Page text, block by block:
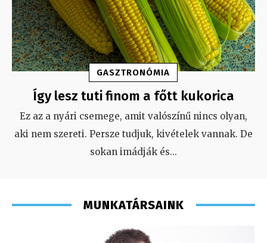
GASZTRONÓMIA
Így lesz tuti finom a főtt kukorica
Ez az a nyári csemege, amit valószínű nincs olyan,
aki nem szereti. Persze tudjuk, kivételek vannak. De
sokan imádják és...
MUNKATÁRSAINK